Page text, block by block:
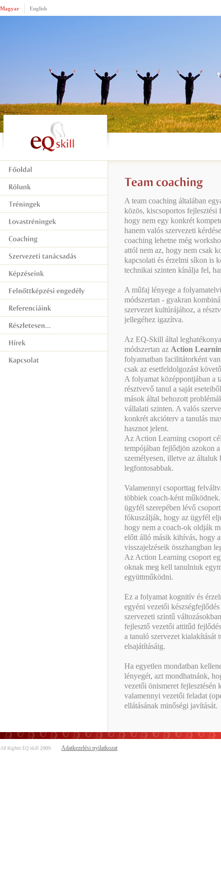
Magyar English
A team coaching általában
közös, kiscsoportos
hogy nem egy konkrét
hanem valós szervezeti
coaching lehetne még
attól nem az, hogy nem csak
kapcsolati és érzelmi síkon is
technikai szinten kínálja fel,
A műfaj lényege a
módszertan - gyakran
szervezet kultúrájához, a
jellegéhez igazítva.
Az EQ-Skill által
módszertan az Action
folyamatban facilitátorként
csak az esetfeldolgozást
A folyamat középpontjában a
résztvevő tanul a saját
mások által behozott
vállalati szinten. A valós
konkrét akcióterv a tanulás
hasznot jelent.
Az Action Learning csoport
tempójában fejlődjön azokon
személyesen, illetve az általuk
legfontosabbak.
Valamennyi csoporttag
többiek coach-ként
ügyfél szerepében lévő
fókuszálják, hogy az ügyfél
hogy nem a coach-ok oldják
előtt álló másik kihívás, hogy
visszajelzéseik összhangban
Az Action Learning csoport
oknak meg kell tanulniuk
együttműködni.
Ez a folyamat kognitív és
egyéni vezetői
szervezeti szintű
fejlesztő vezetői attitűd
a tanuló szervezet kialakítását
elsajátításáig.
Ha egyetlen mondatban
lényegét, azt mondhatnánk,
vezetői önismeret
valamennyi vezetői feladat
ellátásának minőségi javítását.
Adatkezelési nyilatkozat